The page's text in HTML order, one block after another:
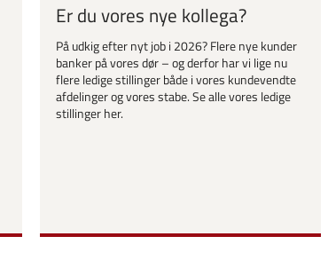
Er du vores nye kollega?
På udkig efter nyt job i 2026? Flere nye kunder
banker på vores dør – og derfor har vi lige nu
flere ledige stillinger både i vores kundevendte
afdelinger og vores stabe. Se alle vores ledige
stillinger her.